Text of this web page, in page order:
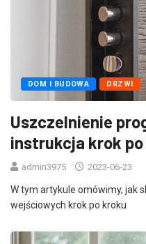
DRZWI
Uszczelnienie
instrukcja krok
admin3975 2023-06-23
W tym artykule omówimy, jak
wejściowych krok po kroku